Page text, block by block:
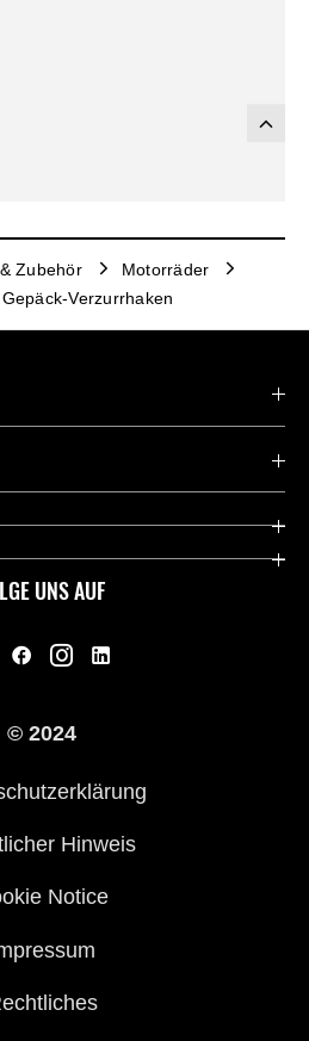
Zubehör
Motorräder
Verzurrhaken
UNS AUF
© 2024
Hinweis
Notice